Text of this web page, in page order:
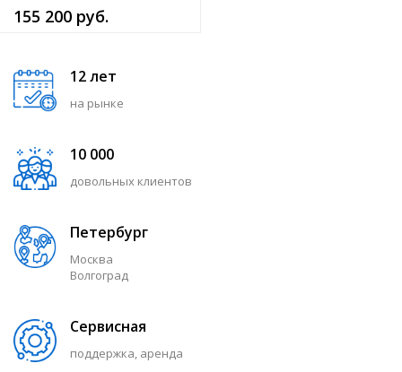
155 200 руб.
12 лет
на рынке
10 000
довольных клиентов
Петербург
Москва
Волгоград
Сервисная
поддержка, аренда